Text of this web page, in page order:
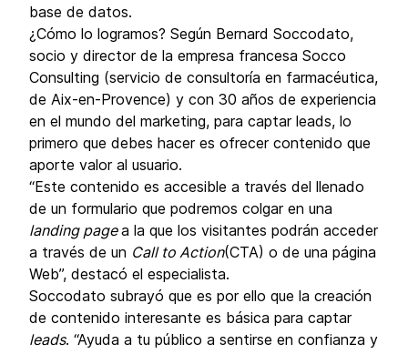
base de datos.
¿Cómo lo logramos? Según Bernard Soccodato,
socio y director de la empresa francesa Socco
Consulting (servicio de consultoría en farmacéutica,
de Aix-en-Provence) y con 30 años de experiencia
en el mundo del marketing, para captar leads, lo
primero que debes hacer es ofrecer contenido que
aporte valor al usuario.
“Este contenido es accesible a través del llenado
de un formulario que podremos colgar en una
landing pagea la que los visitantes podrán acceder
a través de un Call to Action(CTA) o de una página
Web”, destacó el especialista.
Soccodato subrayó que es por ello que la creación
de contenido interesante es básica para captar
leads. “Ayuda a tu público a sentirse en confianza y